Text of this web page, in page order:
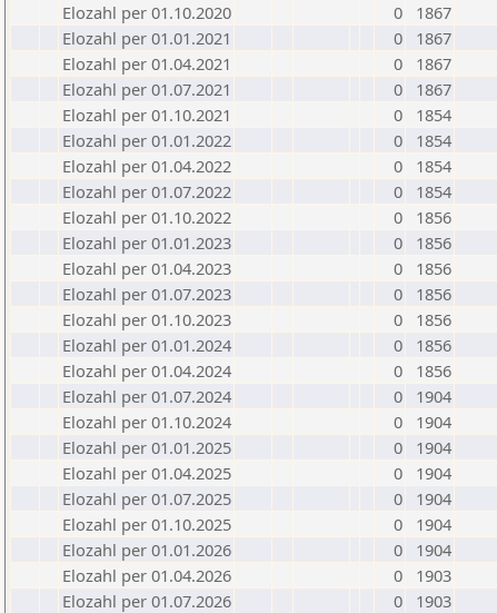
Elozahl per 01.10.2020
0
1867
Elozahl per 01.01.2021
0
1867
Elozahl per 01.04.2021
0
1867
Elozahl per 01.07.2021
0
1867
Elozahl per 01.10.2021
0
1854
Elozahl per 01.01.2022
0
1854
Elozahl per 01.04.2022
0
1854
Elozahl per 01.07.2022
0
1854
Elozahl per 01.10.2022
0
1856
Elozahl per 01.01.2023
0
1856
Elozahl per 01.04.2023
0
1856
Elozahl per 01.07.2023
0
1856
Elozahl per 01.10.2023
0
1856
Elozahl per 01.01.2024
0
1856
Elozahl per 01.04.2024
0
1856
Elozahl per 01.07.2024
0
1904
Elozahl per 01.10.2024
0
1904
Elozahl per 01.01.2025
0
1904
Elozahl per 01.04.2025
0
1904
Elozahl per 01.07.2025
0
1904
Elozahl per 01.10.2025
0
1904
Elozahl per 01.01.2026
0
1904
Elozahl per 01.04.2026
0
1903
Elozahl per 01.07.2026
0 1903